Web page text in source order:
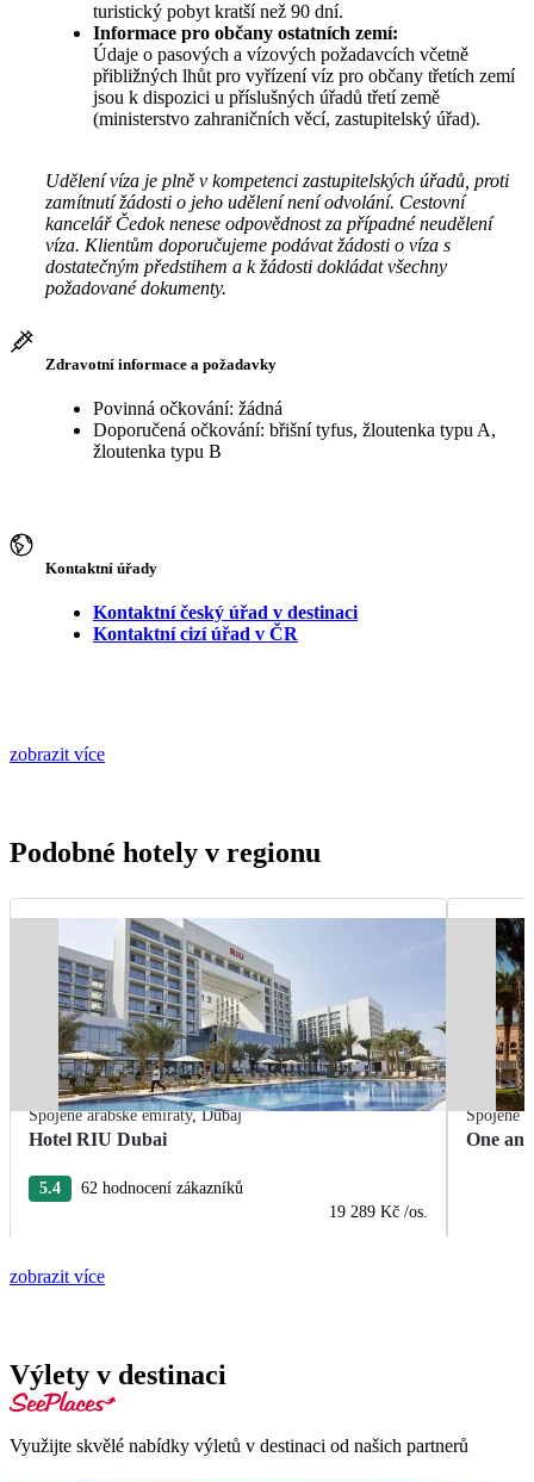
turistický pobyt kratší než 90 dní.
Informace pro občany ostatních zemí:
Údaje o pasových a vízových požadavcích včetně
přibližných lhůt pro vyřízení víz pro občany třetích zemí
jsou k dispozici u příslušných úřadů třetí země
(ministerstvo zahraničních věcí, zastupitelský úřad).
Udělení víza je plně v kompetenci zastupitelských úřadů, proti
zamítnutí žádosti o jeho udělení není odvolání. Cestovní
kancelář Čedok nenese odpovědnost za případné neudělení
víza. Klientům doporučujeme podávat žádosti o víza s
dostatečným předstihem a k žádosti dokládat všechny
požadované dokumenty.
Zdravotní informace a požadavky
Povinná očkování: žádná
Doporučená očkování: břišní tyfus, žloutenka typu A,
žloutenka typu B
Kontaktní úřady
Kontaktní český úřad v destinaci
Kontaktní cizí úřad v ČR
zobrazit více
Podobné hotely v regionu
Spojené arabské emiráty,Dubaj
Hotel RIU Dubai
5.4
62 hodnocení zákazníků
19 289 Kč /os.
Spojené
One
zobrazit více
Výlety v destinaci
Využijte skvělé nabídky výletů v destinaci od našich partnerů